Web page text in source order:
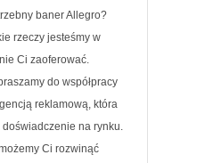
baner Allegro?
rzeczy jesteśmy w
Ci zaoferować.
do współpracy
reklamową, która
doświadczenie na rynku.
Ci rozwinąć